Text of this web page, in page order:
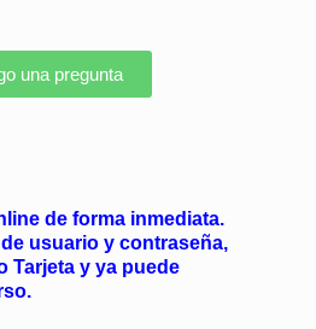
una pregunta
de forma inmediata.
usuario y contraseña,
Tarjeta y ya puede